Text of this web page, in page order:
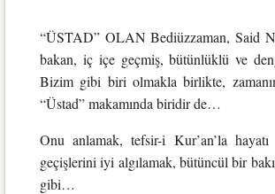
“ÜSTAD” OLAN Bediüzzaman, Said
bakan, iç içe geçmiş, bütünlüklü ve
Bizim gibi biri olmakla birlikte,
“Üstad” makamında biridir de…
Onu anlamak, tefsir-i Kur’an’la
geçişlerini iyi algılamak, bütüncül bir
gibi…